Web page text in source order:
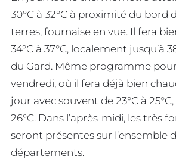
30°C à 32°C à proximité du bord
terres, fournaise en vue. Il fera
34°C à 37°C, localement jusqu’à
du Gard. Même programme
vendredi, où il fera déjà bien
jour avec souvent de 23°C à
26°C. Dans l’après-midi, les très
seront présentes sur l’ensemble
départements.